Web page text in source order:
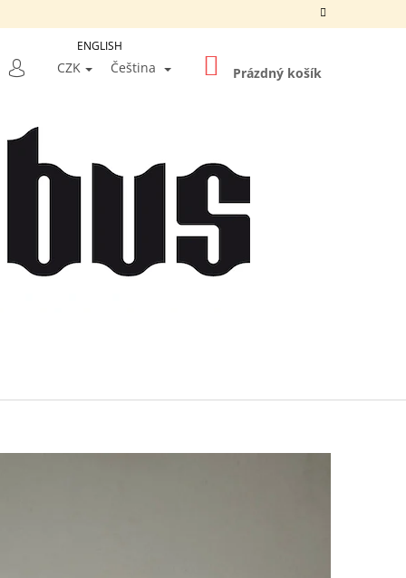
PŘIHLÁŠENÍ
CZK Čeština NÁKUPNÍ
KOŠÍK
Prázdný košík
ENGLISH